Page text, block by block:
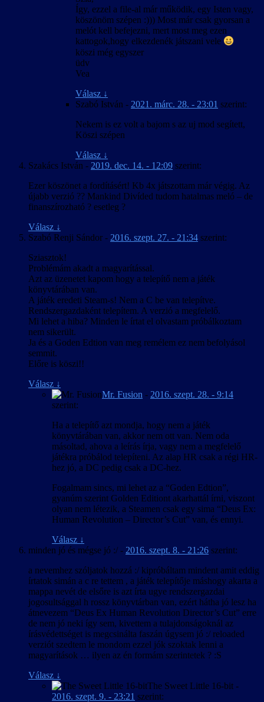
Így, ezzel a file-al már működik, egy Isten vagy,
köszönöm szépen :))) Most már csak gyorsan a
melót kell befejezni, mert most meg ezen
kattogok,hogy elkezdenék játszani vele
köszi még egyszer
üdv
Vea
Válasz ↓
Szabó István - 2021. márc. 28. - 23:01 szerint:
Nekem is ez volt a bajom s az uj mod segített,
Köszi szépen
Válasz ↓
Szakács István - 2019. dec. 14. - 12:09 szerint:
Ezer köszönet a fordításért! Kb 4x játszottam már végig. Az
újabb verzió ?? Mankind Divíded tudom hatalmas meló – de
finanszírozható ? esetleg ?
Válasz ↓
Szabó Renji Sándor - 2016. szept. 27. - 21:34 szerint:
Sziasztok!
Problémám akadt a magyarítással.
Azt az üzenetet kapom hogy a telepítő nem a játék
könyvtárában van.
A játék eredeti Steam-s! Nem a C be van telepítve.
Rendszergazdaként telepítem. A verzió a megfelelő.
Mi lehet a hiba? Minden le írtat el olvastam próbálkoztam
nem sikerült.
Ja és a Goden Edtion van meg remélem ez nem befolyásol
semmit.
Előre is köszi!!
Válasz ↓
Mr. Fusion - 2016. szept. 28. - 9:14
szerint:
Ha a telepítő azt mondja, hogy nem a játék
könyvtárában van, akkor nem ott van. Nem oda
másoltad, ahova a leírás írja, vagy nem a megfelelő
játékra próbálod telepíteni. Az alap HR csak a régi HR-
hez jó, a DC pedig csak a DC-hez.
Fogalmam sincs, mi lehet az a “Goden Edtion”,
gyanúm szerint Golden Editiont akarhattál írni, viszont
olyan nem létezik, a Steamen csak egy sima “Deus Ex:
Human Revolution – Director’s Cut” van, és ennyi.
Válasz ↓
minden jó és mégse jó :/ - 2016. szept. 8. - 21:26 szerint:
a nevemhez szóljatok hozzá :/ kipróbáltam mindent amit eddig
írtatok simán a c re tettem , a játék telepítője máshogy akarta a
mappa nevét de elsőre is azt írta ugye rendszergazdai
jogosultsággal h rossz könyvtárban van, ezért hátha jó lesz ha
átnevezem “Deus Ex Human Revolution Director’s Cut” erre
de nem jó neki így sem, kivettem a tulajdonságoknál az
írásvédettséget is megcsinálta faszán úgysem jó :/ reloaded
verziót szedtem le mondom ezzel jók szoktak lenni a
magyarítások … ilyen az én formám szerintetek ? :S
Válasz ↓
The Sweet Little 16-bit -
2016. szept. 9. - 23:21 szerint: